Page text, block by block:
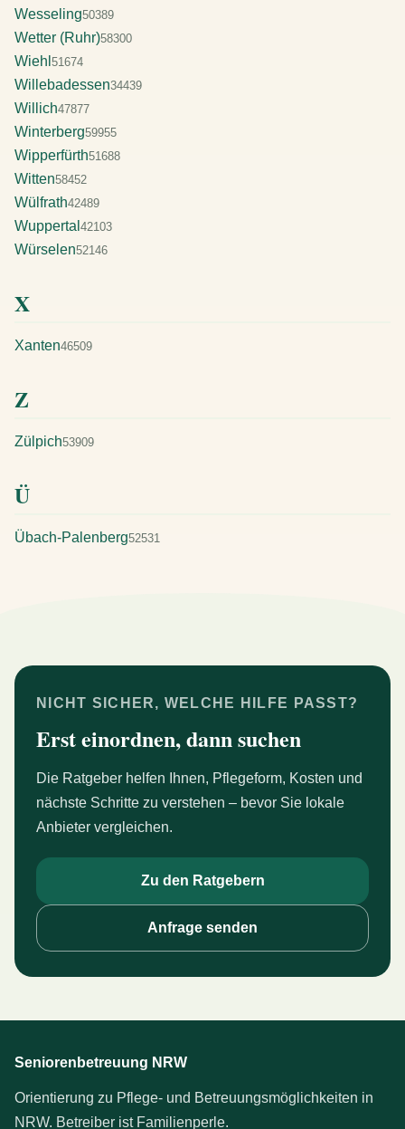
Wesseling50389
Wetter (Ruhr)58300
Wiehl 51674
Willebadessen34439
Willich47877
Winterberg59955
Wipperfürth51688
Witten58452
Wülfrath42489
Wuppertal 42103
Würselen52146
X
Xanten46509
Z
Zülpich53909
Ü
Übach-Palenberg52531
NICHT SICHER, WELCHE HILFE PASST?
Erst einordnen, dann suchen
Die Ratgeber helfen Ihnen, Pflegeform, Kosten und
nächste Schritte zu verstehen – bevor Sie lokale
Anbieter vergleichen.
Zu den Ratgebern
Anfrage senden
Seniorenbetreuung NRW
Orientierung zu Pflege- und Betreuungsmöglichkeiten in
NRW. Betreiber ist Familienperle.